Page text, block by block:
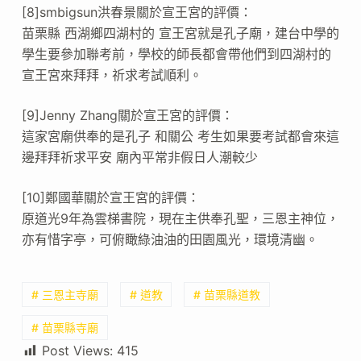
[8]smbigsun洪春景關於宣王宮的評價：
苗栗縣 西湖鄉四湖村的 宣王宮就是孔子廟，建台中學的
學生要參加聯考前，學校的師長都會帶他們到四湖村的
宣王宮來拜拜，祈求考試順利。
[9]Jenny Zhang關於宣王宮的評價：
這家宮廟供奉的是孔子 和關公 考生如果要考試都會來這
邊拜拜祈求平安 廟內平常非假日人潮較少
[10]鄭國華關於宣王宮的評價：
原道光9年為雲梯書院，現在主供奉孔聖，三恩主神位，
亦有惜字亭，可俯瞰綠油油的田園風光，環境清幽。
# 三恩主寺廟 # 道教 # 苗栗縣道教
# 苗栗縣寺廟
Post Views: 415